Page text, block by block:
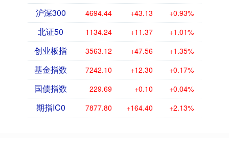
沪深300 4694.44 +43.13 +0.93%
北证50 1134.24 +11.37 +1.01%
创业板指 3563.12 +47.56 +1.35%
基金指数 7242.10 +12.30 +0.17%
国债指数 229.69 +0.10 +0.04%
期指IC0 7877.80 +164.40 +2.13%